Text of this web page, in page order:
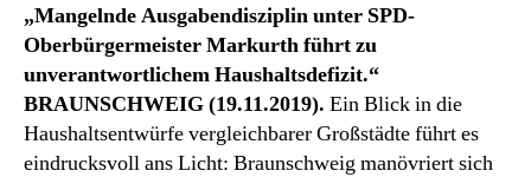
„Mangelnde Ausgabendisziplin unter SPD-
Oberbürgermeister Markurth führt zu
unverantwortlichem Haushaltsdefizit.“
BRAUNSCHWEIG (19.11.2019). Ein Blick in die
Haushaltsentwürfe vergleichbarer Großstädte führt es
eindrucksvoll ans Licht: Braunschweig manövriert sich